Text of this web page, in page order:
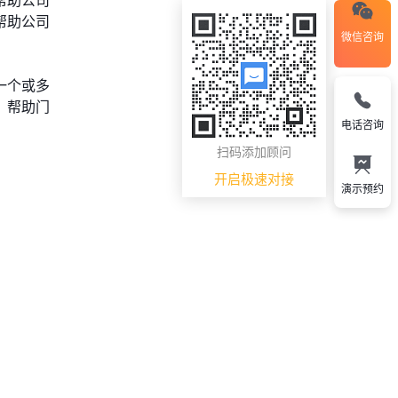
助公司
个或多
帮助门
微信咨询
扫码添加顾问
开启极速对接
电话咨询
演示预约